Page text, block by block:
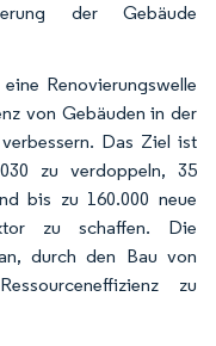
der Gebäude
Renovierungswelle
von Gebäuden in der
Das Ziel ist
zu verdoppeln, 35
bis zu 160.000 neue
zu schaffen. Die
durch den Bau von
zu